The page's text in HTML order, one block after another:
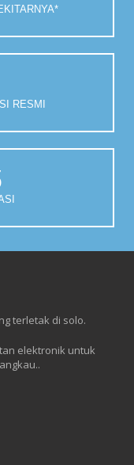
RESMI
terletak di solo.
elektronik untuk